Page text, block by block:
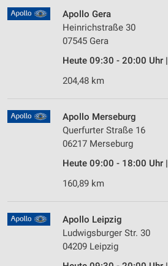
Apollo Gera
Heinrichstraße 30
07545 Gera
Heute 09:30 - 20:00 Uhr |
204,48 km
Apollo Merseburg
Querfurter Straße 16
06217 Merseburg
Heute 09:00 - 18:00 Uhr |
160,89 km
Apollo Leipzig
Ludwigsburger Str. 30
04209 Leipzig